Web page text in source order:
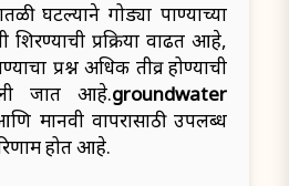
घटल्याने गोड्या पाण्याच्या
शिरण्याची प्रक्रिया वाढत आहे,
प्रश्न अधिक तीव्र होण्याची
जात आहे.groundwater
मानवी वापरासाठी उपलब्ध
होत आहे.